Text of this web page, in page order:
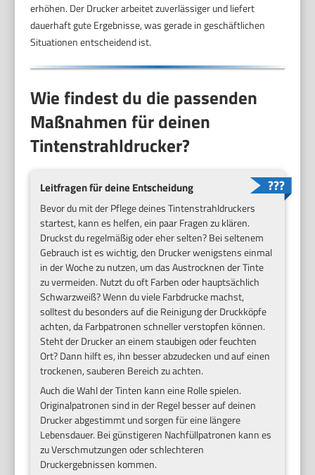
erhöhen. Der Drucker arbeitet zuverlässiger und liefert
dauerhaft gute Ergebnisse, was gerade in geschäftlichen
Situationen entscheidend ist.
Wie findest du die passenden
Maßnahmen für deinen
Tintenstrahldrucker?
Leitfragen für deine Entscheidung
Bevor du mit der Pflege deines Tintenstrahldruckers
startest, kann es helfen, ein paar Fragen zu klären.
Druckst du regelmäßig oder eher selten? Bei seltenem
Gebrauch ist es wichtig, den Drucker wenigstens einmal
in der Woche zu nutzen, um das Austrocknen der Tinte
zu vermeiden. Nutzt du oft Farben oder hauptsächlich
Schwarzweiß? Wenn du viele Farbdrucke machst,
solltest du besonders auf die Reinigung der Druckköpfe
achten, da Farbpatronen schneller verstopfen können.
Steht der Drucker an einem staubigen oder feuchten
Ort? Dann hilft es, ihn besser abzudecken und auf einen
trockenen, sauberen Bereich zu achten.
Auch die Wahl der Tinten kann eine Rolle spielen.
Originalpatronen sind in der Regel besser auf deinen
Drucker abgestimmt und sorgen für eine längere
Lebensdauer. Bei günstigeren Nachfüllpatronen kann es
zu Verschmutzungen oder schlechteren
Druckergebnissen kommen.